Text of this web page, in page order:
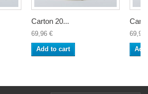
Carton 20...
69,96 €
Add to cart
69,96